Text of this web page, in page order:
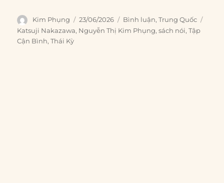
Author
Kim Phụng
Posted
on
23/06/2026 Categories
Bình luận,Trung Quốc
Katsuji Nakazawa, Nguyễn Thị Kim Phụng,sách nói,Tập
Cận Bình,Thái Kỳ